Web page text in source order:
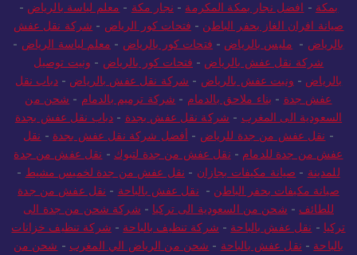
بمكة - افضل نجار بمكة المكرمة - نجار مكة - معلم لياسة بالرياض -
صيانة افران الغاز بحفر الباطن - فتحات كور الرياض - شركة نقل عفش
بالرياض - مليس بالرياض - فتحات كور بالرياض - معلم لياسة الرياض -
شركة نقل عفش بالرياض - فتحات كور بالرياض - ونيت توصيل
بالرياض - ونيت عفش بالرياض - شركة نقل عفش بالرياض -دباب نقل
عفش جدة - بناء ملاحق بالدمام - شركة ترميم بالدمام - شحن من
السعودية الى المغرب - شركة نقل عفش بجدة - دباب نقل عفش بجدة
- نقل عفش من جدة للرياض - أفضل شركة نقل عفش بجدة - نقل
عفش من جدة للدمام - نقل عفش من جدة لتبوك - نقل عفش من جدة
للمدينة - صيانة مكيفات بجازان - نقل عفش من جدة لخميس مشيط -
صيانة مكيفات بحفر الباطن - نقل عفش بالباحة - نقل عفش من جدة
للطائف - شحن من السعودية الى تركيا - شركة شحن من جدة الى
تركيا - نقل عفش بالباحة - شركة تنظيف بالباحة - شركة تنظيف خزانات
بالباحة - نقل عفش بالباحة - شحن من الرياض الي المغرب - شحن من